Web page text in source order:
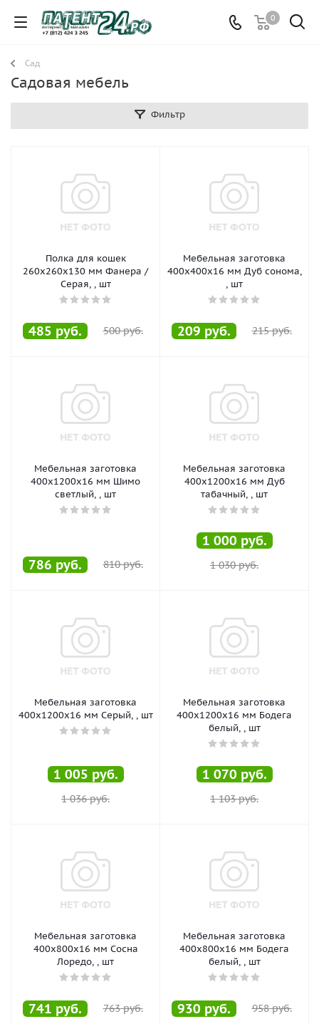
0
Сад
Садовая мебель
Фильтр
Полка для кошек
260х260х130 мм Фанера /
Серая, , шт
485 руб. 500руб.
Мебельная заготовка
400х400х16 мм Дуб сонома,
, шт
209 руб. 215руб.
Мебельная заготовка
400х1200х16 мм Шимо
светлый, , шт
786 руб. 810руб.
Мебельная заготовка
400х1200х16 мм Дуб
табачный, , шт
1 000 руб.
1 030руб.
Мебельная заготовка
400х1200х16 мм Серый, , шт
1 005 руб.
1 036руб.
Мебельная заготовка
400х1200х16 мм Бодега
белый, , шт
1 070 руб.
1 103руб.
Мебельная заготовка
400х800х16 мм Сосна
Лоредо, , шт
741 руб. 763руб.
Мебельная заготовка
400х800х16 мм Бодега
белый, , шт
930 руб. 958руб.